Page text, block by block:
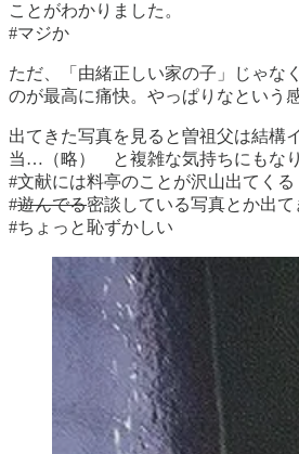
ことがわかりました。
#マジか
ただ、「由緒正しい家の子」じゃな
のが最高に痛快。やっぱりなという
出てきた写真を見ると曽祖父は結構
当…（略） と複雑な気持ちにもなり
#文献には料亭のことが沢山出てくる
#遊んでる密談している写真とか出て
#ちょっと恥ずかしい